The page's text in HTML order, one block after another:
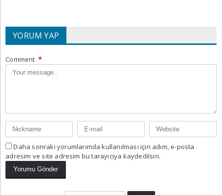
YORUM YAP
Comment *
Daha sonraki yorumlarımda kullanılması için adım, e-posta
adresim ve site adresim bu tarayıcıya kaydedilsin.